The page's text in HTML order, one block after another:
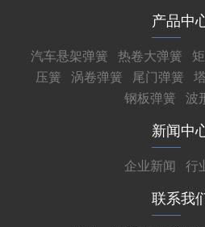
产品中
汽车悬架弹簧 热卷大弹簧
压簧
涡卷弹簧 尾门弹簧
钢板弹簧
波
新闻中
企业新闻 行
联系我